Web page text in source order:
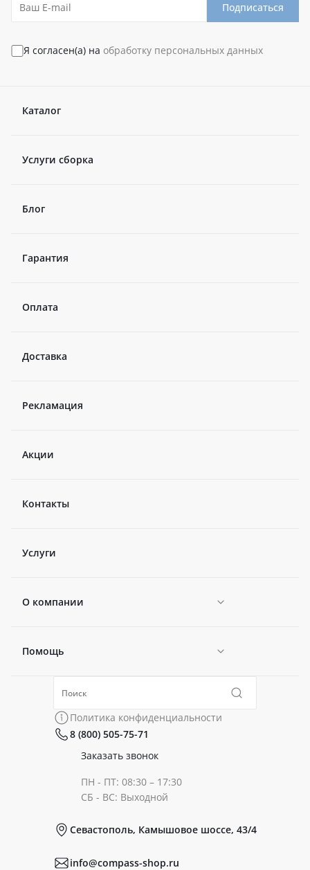
Подписаться
Я согласен(а) на обработку персональных данных
Каталог
Услуги сборка
Блог
Гарантия
Оплата
Доставка
Рекламация
Акции
Контакты
Услуги
О компании
Новости
Политика конфиденциальности
Помощь
Коллекции
Политика конфиденциальности
8 (800) 505-75-71
Заказать звонок
ПН - ПТ: 08:30 – 17:30
СБ - ВС: Выходной
Севастополь, Камышовое шоссе, 43/4
info@compass-shop.ru